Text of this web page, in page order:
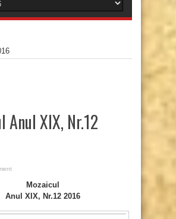
Anul XIX, Nr.12
Mozaicul
Anul XIX, Nr.12 2016